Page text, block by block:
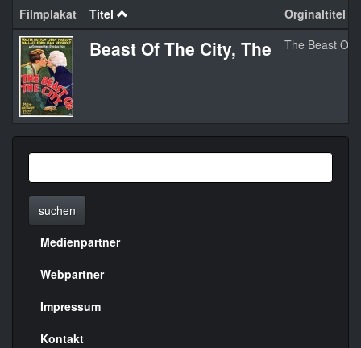
Filmplakat Titel Orginaltitel
Beast Of The City, The The Beast Of
suchen
Menülinks
rechte
Seite
Medienpartner
Webpartner
Impressum
Kontakt